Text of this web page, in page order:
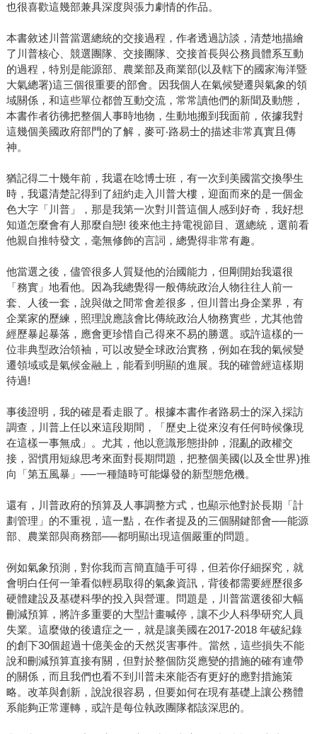
也很喜歡這幾部兼具深度與張力劇情的作品。
本書敘述川普當選總統的交接過程，作者透過訪談，清楚地描繪
了川普核心、競選團隊、交接團隊、交接首長與公務員體系互動
的過程，特別是能源部、農業部及商業部(以及轄下的國家海洋暨
大氣總署)這三個很重要的部會。因我個人在氣候變遷與氣象的領
域關係，和這些單位都曾互動交流，常常讀他們的新聞及動態，
本書作者彷彿把整個人事時地物，生動地搬到我面前，依據我對
這幾個美國政府部門的了解，麥可‧路易士的描述非常真實且傳
神。
猶記得二十幾年前，我還在唸博士班，有一次到美國當交換學生
時，我還清楚記得到了紐約走入川普大樓，迎面而來的是一個金
色大字「川普」，那是我第一次對川普這個人感到好奇，我好想
知道怎麼會有人那麼自戀! 後來他主持電視節目、選總統，選前看
他親自推特發文，毫無修飾的言詞，總覺得非常有趣。
他當選之後，儘管很多人質疑他的治國能力，但剛開始我還很
「務實」地看他。因為我總覺得一般傳統政治人物往往人前一
套、人後一套，說與做之間常會差很多，但川普出身企業界，有
企業家的歷練，照理說應該會比傳統政治人物務實些，尤其他曾
經歷暴起暴落，應會更珍惜自己得來不易的勝選。或許這樣的一
位非典型政治領袖，可以改變全球政治實務，例如在我的氣候變
遷領域或是氣候金融上，能看到明顯的進展。我的確曾經這樣期
待過!
事後證明，我的確是看走眼了。根據本書作者路易士的深入採訪
調查，川普上任以來這段期間，「歷史上從來沒有任何時候像現
在這樣一事無成」。尤其，他以意識形態掛帥，混亂的政權交
接，習慣用短線思考來面對長期問題，把整個美國(以及全世界)推
向「第五風暴」──一種隨時可能爆發的新型態危機。
還有，川普政府的預算及人事調整方式，也顯示他對於長期「計
劃管理」的不重視，這一點，在作者提及的三個關鍵部會──能源
部、農業部與商務部──都明顯出現這個嚴重的問題。
例如氣象預測，對你我而言簡直隨手可得，但若你仔細探究，就
會明白任何一筆看似輕易取得的氣象資訊，背後都需要經歷很多
硬體建設及基礎科學的投入與營運。問題是，川普當選後卻大幅
刪減預算，將許多重要的大型計畫喊停，讓不少人科學研究人員
失業。這麼做的後遺症之一，就是讓美國在2017-2018 年破紀錄
的創下30個超過十億美金的天然災害事件。當然，這些損失不能
說和刪減預算直接有關，但對於整個防災應變的措施的確有連帶
的關係，而且我們也看不到川普未來能否有更好的應對措施策
略。改革與創新，說說很容易，但要如何在現有基礎上讓公務體
系能夠正常運轉，或許是每位執政團隊都該深思的。